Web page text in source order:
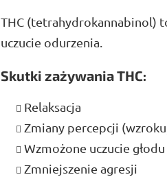
THC (tetrahydrokannabinol)
uczucie odurzenia.
Skutki zażywania THC:
Relaksacja
Zmiany percepcji
Wzmożone uczucie głodu
Zmniejszenie agresji